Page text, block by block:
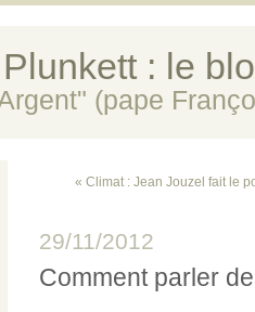
: le
(pape
« Climat : Jean Jouzel fait le
29/11/2012
Comment parler